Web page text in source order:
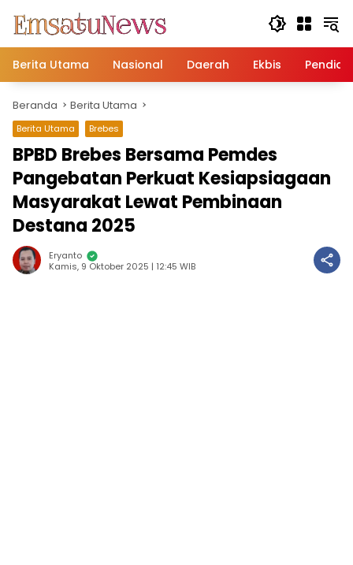
konten
Berita Utama
Nasional Daerah Ekbis
Beranda Berita Utama
Berita Utama Brebes
BPBD Brebes Bersama Pemdes
Pangebatan Perkuat Kesiapsiagaan
Masyarakat Lewat Pembinaan
Destana 2025
Eryanto
Kamis, 9 Oktober 2025 | 12:45 WIB